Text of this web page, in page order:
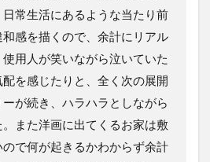
常生活にあるような当たり前
感を描くので、余計にリアル
用人が笑いながら泣いていた
を感じたりと、全く次の展開
が続き、ハラハラとしながら
また洋画に出てくるお家は敷
で何が起きるかわからず余計